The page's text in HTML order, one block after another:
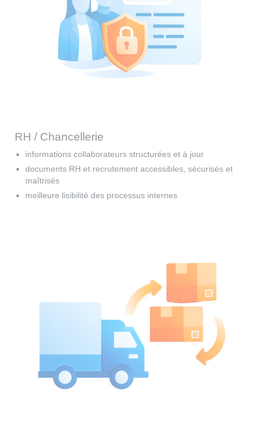
RH / Chancellerie
informations collaborateurs structurées et à jour
documents RH et recrutement accessibles, sécurisés et
maîtrisés
meilleure lisibilité des processus internes